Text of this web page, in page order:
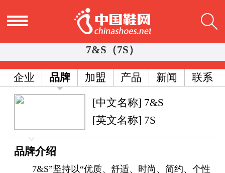
7&S（7S）
企业 品牌 加盟 产品 新闻 联系
[中文名称] 7&S
[英文名称] 7S
品牌介绍
7&S”坚持以“优质、舒适、时尚、简约、个性